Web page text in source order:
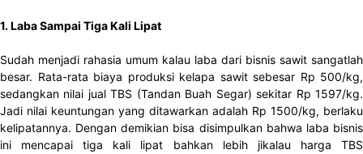
1. Laba Sampai Tiga Kali Lipat
Sudah menjadi rahasia umum kalau laba dari bisnis sawit sangatlah
besar. Rata-rata biaya produksi kelapa sawit sebesar Rp 500/kg,
sedangkan nilai jual TBS (Tandan Buah Segar) sekitar Rp 1597/kg.
Jadi nilai keuntungan yang ditawarkan adalah Rp 1500/kg, berlaku
kelipatannya. Dengan demikian bisa disimpulkan bahwa laba bisnis
ini mencapai tiga kali lipat bahkan lebih jikalau harga TBS